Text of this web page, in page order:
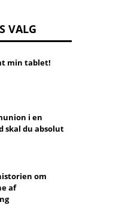
VALG
min tablet!
i en
skal du absolut
om
af